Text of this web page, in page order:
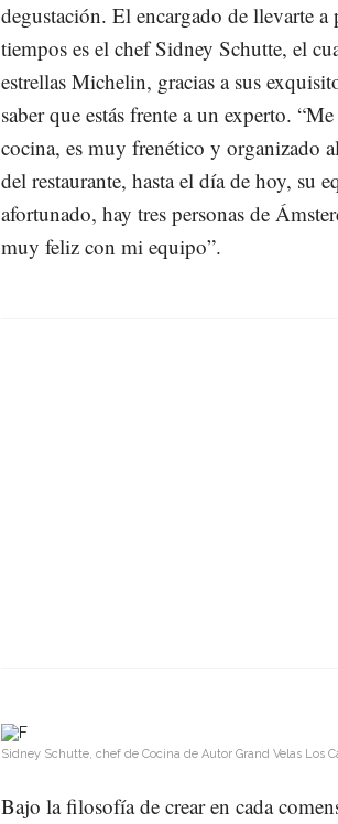
degustación. El encargado de llevarte
tiempos es el chef Sidney Schutte, el
estrellas Michelin, gracias a sus
saber que estás frente a un experto.
cocina, es muy frenético y organizado
del restaurante, hasta el día de hoy, su
afortunado, hay tres personas de
muy feliz con mi equipo”.
Sidney Schutte, chef de Cocina de Autor Grand Velas Los
Bajo la filosofía de crear en cada